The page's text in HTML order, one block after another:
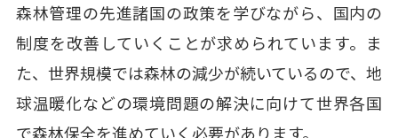
森林管理の先進諸国の政策を学びながら、国内の
制度を改善していくことが求められています。ま
た、世界規模では森林の減少が続いているので、地
球温暖化などの環境問題の解決に向けて世界各国
で森林保全を進めていく必要があります。